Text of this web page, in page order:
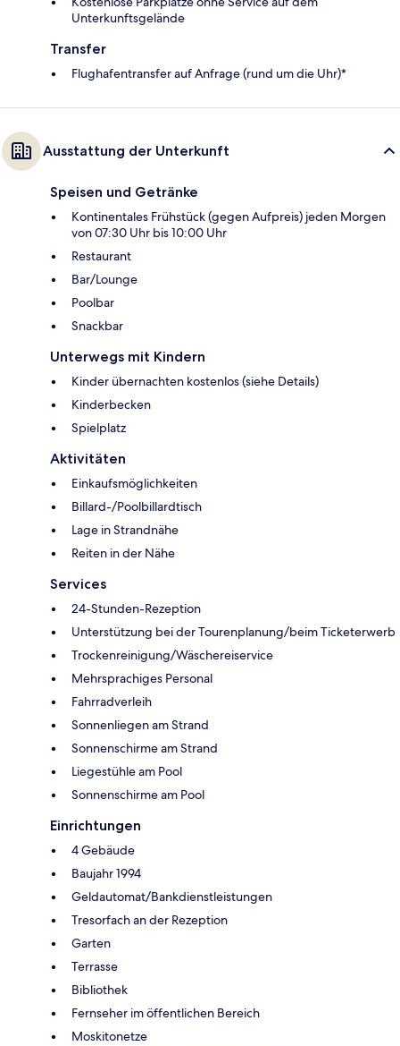
Unterkunftsgelände
Transfer
Flughafentransfer auf Anfrage (rund um die Uhr)*
Ausstattung der Unterkunft
Speisen und Getränke
Kontinentales Frühstück (gegen Aufpreis) jeden Morgen
von 07:30 Uhr bis 10:00 Uhr
Restaurant
Bar/Lounge
Poolbar
Snackbar
Unterwegs mit Kindern
Kinder übernachten kostenlos (siehe Details)
Kinderbecken
Spielplatz
Aktivitäten
Einkaufsmöglichkeiten
Billard-/Poolbillardtisch
Lage in Strandnähe
Reiten in der Nähe
Services
24-Stunden-Rezeption
Unterstützung bei der Tourenplanung/beim Ticketerwerb
Trockenreinigung/Wäschereiservice
Mehrsprachiges Personal
Fahrradverleih
Sonnenliegen am Strand
Sonnenschirme am Strand
Liegestühle am Pool
Sonnenschirme am Pool
Einrichtungen
4 Gebäude
Baujahr 1994
Geldautomat/Bankdienstleistungen
Tresorfach an der Rezeption
Garten
Terrasse
Bibliothek
Fernseher im öffentlichen Bereich
Moskitonetze